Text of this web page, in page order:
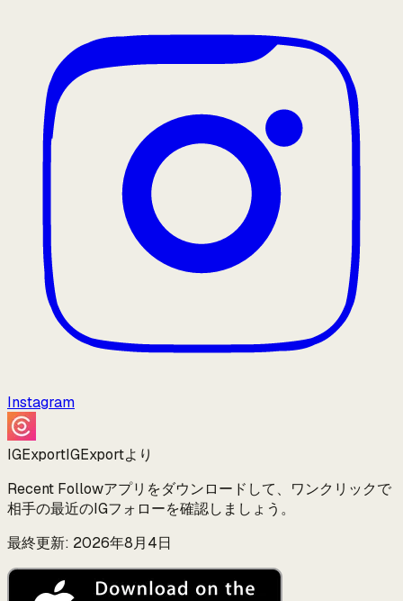
Instagram
IGExportIGExportより
Recent Followアプリをダウンロードして、ワンクリックで
相手の最近のIGフォローを確認しましょう。
最終更新: 2026年8月4日